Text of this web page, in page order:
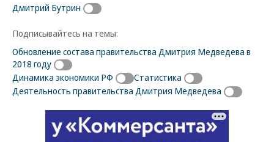
Дмитрий Бутрин
Подписывайтесь на темы:
Обновление состава правительства Дмитрия Медведева в
2018 году
Динамика экономики РФ
Статистика
Деятельность правительства Дмитрия Медведева